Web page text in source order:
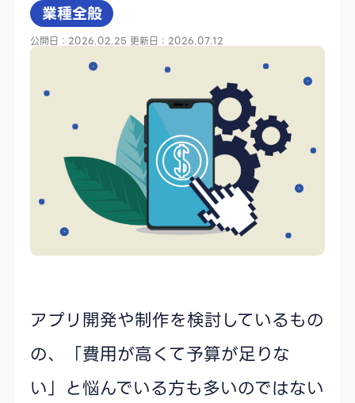
業種全般
公開日：2026.02.25 更新日：2026.07.12
アプリ開発や制作を検討しているもの
の、「費用が高くて予算が足りな
い」と悩んでいる方も多いのではない